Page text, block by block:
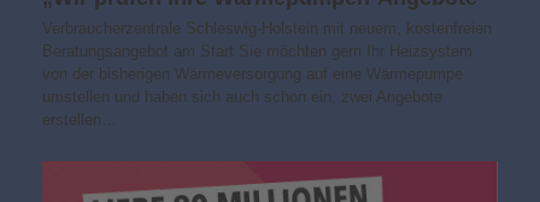
Verbraucherzentrale Schleswig-Holstein mit neuem, kostenfreien
Beratungsangebot am Start Sie möchten gern Ihr Heizsystem
von der bisherigen Wärmeversorgung auf eine Wärmepumpe
umstellen und haben sich auch schon ein, zwei Angebote
erstellen…